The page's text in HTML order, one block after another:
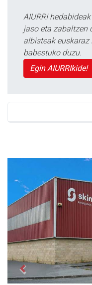
AIURRI
jaso eta zabaltzen
albisteak
babestuko duzu.
Egin AIURRIkide!
Previous